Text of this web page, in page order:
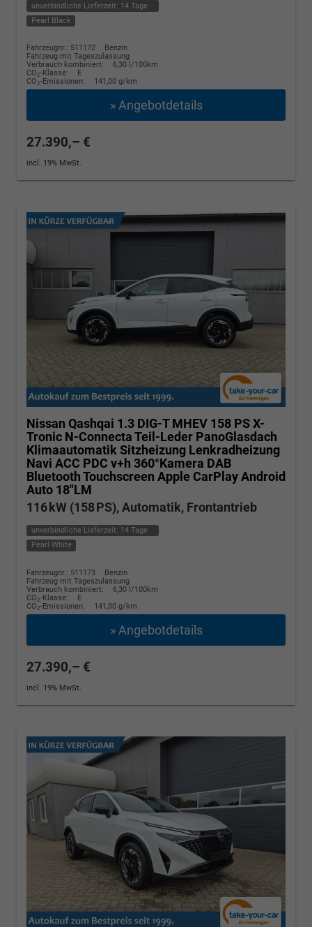
unverbindliche Lieferzeit: 14 Tage
Pearl Black
Fahrzeugnr.: 511172
Benzin
Fahrzeug mit Tageszulassung
Verbrauch kombiniert:
6,30 l/100km
CO2-Klasse:
E
CO2-Emissionen: 141,00 g/km
» Angebotdetails
27.390,– €
incl. 19% MwSt.
Nissan Qashqai 1.3 DIG-T MHEV 158 PS X-
Tronic N-Connecta Teil-Leder PanoGlasdach
Klimaautomatik Sitzheizung Lenkradheizung
Navi ACC PDC v+h 360°Kamera DAB
Bluetooth Touchscreen Apple CarPlay Android
Auto 18"LM
116 kW (158 PS), Automatik, Frontantrieb
unverbindliche Lieferzeit: 14 Tage
Pearl White
Fahrzeugnr.: 511173
Benzin
Fahrzeug mit Tageszulassung
Verbrauch kombiniert:
6,30 l/100km
CO2-Klasse:
E
CO2-Emissionen: 141,00 g/km
» Angebotdetails
27.390,– €
incl. 19% MwSt.